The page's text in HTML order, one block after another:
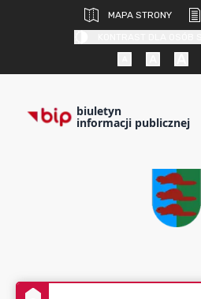
MAPA STRONY
biuletyn
informacji publicznej